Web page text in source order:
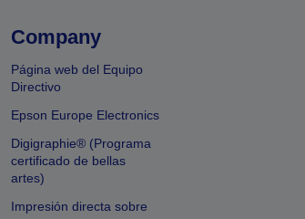
Company
Página web del Equipo
Directivo
Epson Europe Electronics
Digigraphie® (Programa
certificado de bellas
artes)
Impresión directa sobre